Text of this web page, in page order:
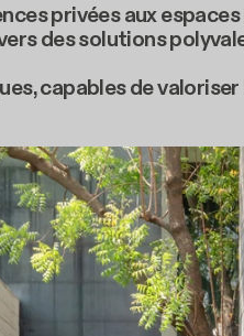
privées aux espaces
des solutions
capables de